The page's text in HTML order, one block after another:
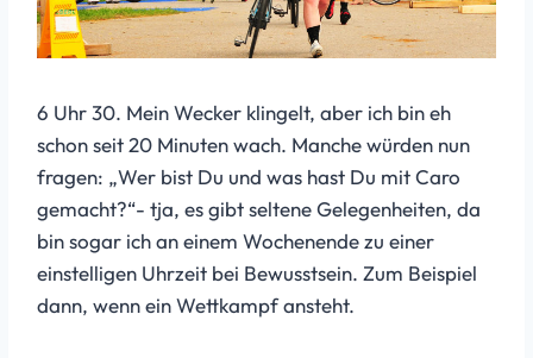
6 Uhr 30. Mein Wecker klingelt, aber ich bin eh
schon seit 20 Minuten wach. Manche würden nun
fragen: „Wer bist Du und was hast Du mit Caro
gemacht?“- tja, es gibt seltene Gelegenheiten, da
bin sogar ich an einem Wochenende zu einer
einstelligen Uhrzeit bei Bewusstsein. Zum Beispiel
dann, wenn ein Wettkampf ansteht.